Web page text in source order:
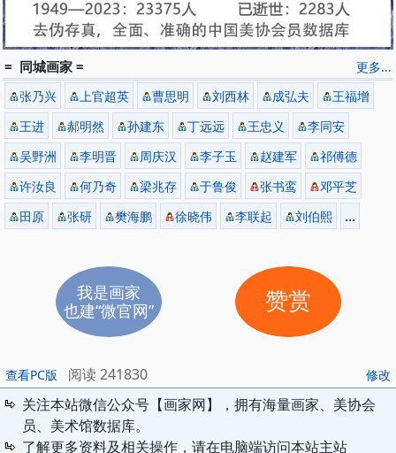
更多...
= 同城画家 =
张乃兴 上官超英 曹思明 刘西林 成弘夫
王福增
王进
郝明然 孙建东 丁远远 王忠义
李同安
吴野洲
李明晋 周庆汉 李子玉 赵建军
祁傅德
许汝良
何乃奇 梁兆存 于鲁俊 张书鸾
邓平芝
田原
张研 樊海鹏 徐晓伟 李联起 刘伯熙 ...
我是画家
也建“微官网”
赞赏
修改
查看PC版
阅读 241830
关注本站微信公众号【画家网】，拥有海量画家、美协会
员、美术馆数据库。
了解更多资料及相关操作，请在电脑端访问本站主站